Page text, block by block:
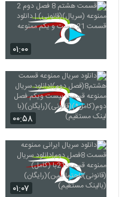
۰۱:۰۰
۰۰:۵۸
۰۱:۰۷